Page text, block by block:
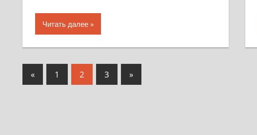
Читать далее
Пагинация
« Предыдущий
1 2 3 Следующий
»